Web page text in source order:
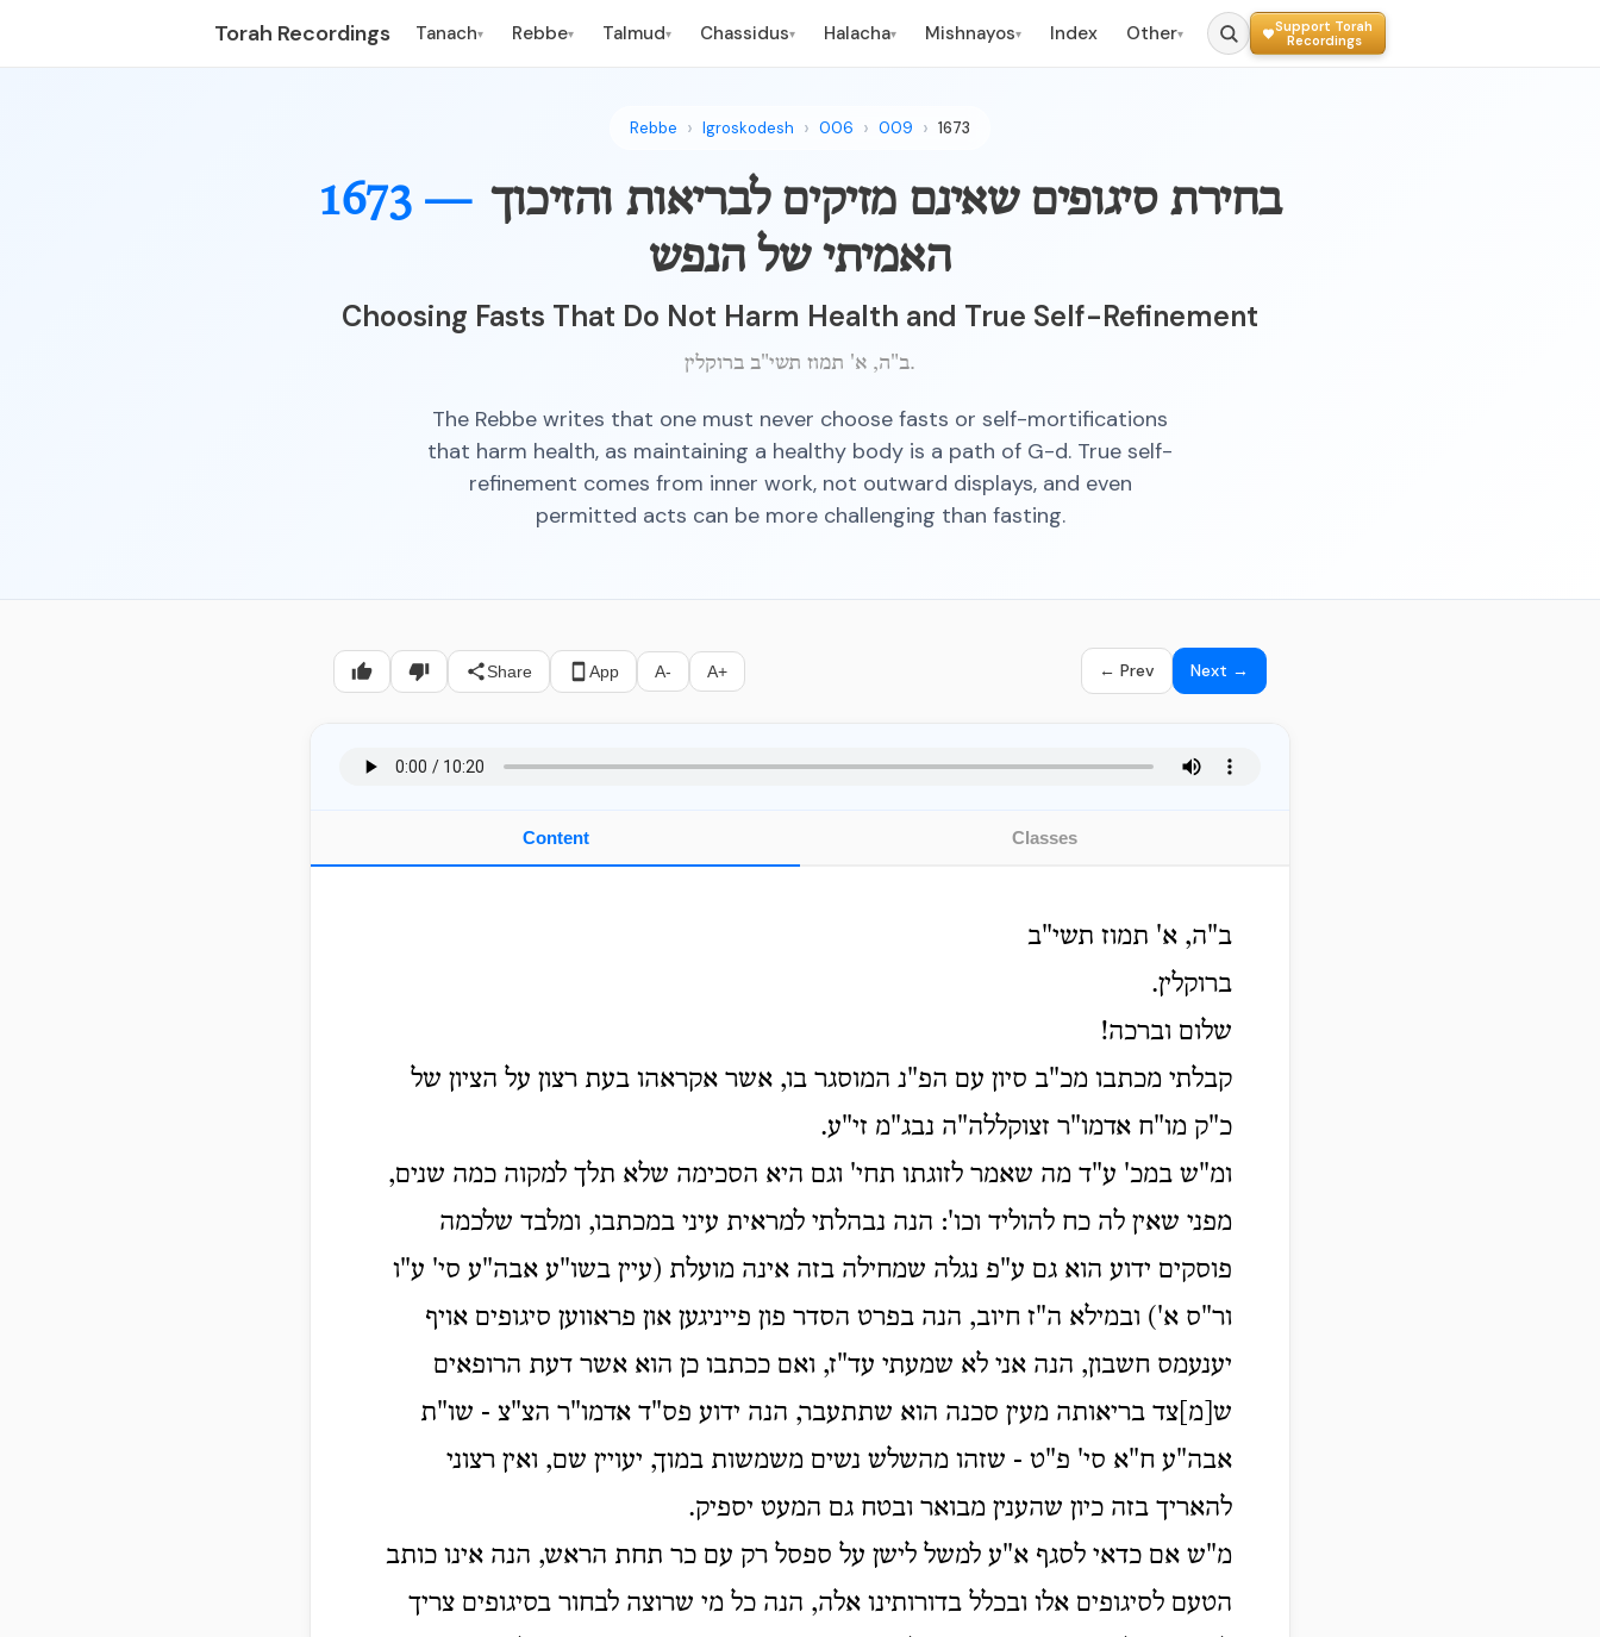
Torah Recordings Tanach▾ Rebbe▾ Talmud▾ Chassidus▾ Halacha▾ Mishnayos▾ Index Other▾
Support Torah
Recordings
Rebbe Igroskodesh 006 009 1673
1673 — בחירת סיגופים שאינם מזיקים לבריאות והזיכוך
האמיתי של הנפש
Choosing Fasts That Do Not Harm Health and True Self-Refinement
ב"ה, א' תמוז תשי"ב ברוקלין.
The Rebbe writes that one must never choose fasts or self-mortifications
that harm health, as maintaining a healthy body is a path of G-d. True self-
refinement comes from inner work, not outward displays, and even
permitted acts can be more challenging than fasting.
Share App A- A+ ← Prev Next →
Content Classes
ב"ה, א' תמוז תשי"ב
ברוקלין.
שלום וברכה!
קבלתי מכתבו מכ"ב סיון עם הפ"נ המוסגר בו, אשר אקראהו בעת רצון על הציון של
כ"ק מו"ח אדמו"ר זצוקללה"ה נבג"מ זי"ע.
ומ"ש במכ' ע"ד מה שאמר לזוגתו תחי' וגם היא הסכימה שלא תלך למקוה כמה שנים,
מפני שאין לה כח להוליד וכו': הנה נבהלתי למראית עיני במכתבו, ומלבד שלכמה
פוסקים ידוע הוא גם ע"פ נגלה שמחילה בזה אינה מועלת (עיין בשו"ע אבה"ע סי' ע"ו
ור"ס א') ובמילא ה"ז חיוב, הנה בפרט הסדר פון פייניגען און פראווען סיגופים אויף
יענעמס חשבון, הנה אני לא שמעתי עד"ז, ואם ככתבו כן הוא אשר דעת הרופאים
ש[מ]צד בריאותה מעין סכנה הוא שתתעבר, הנה ידוע פס"ד אדמו"ר הצ"צ - שו"ת
אבה"ע ח"א סי' פ"ט - שזהו מהשלש נשים משמשות במוך, יעויין שם, ואין רצוני
להאריך בזה כיון שהענין מבואר ובטח גם המעט יספיק.
מ"ש אם כדאי לסגף א"ע למשל לישן על ספסל רק עם כר תחת הראש, הנה אינו כותב
הטעם לסיגופים אלו ובכלל בדורותינו אלה, הנה כל מי שרוצה לבחור בסיגופים צריך